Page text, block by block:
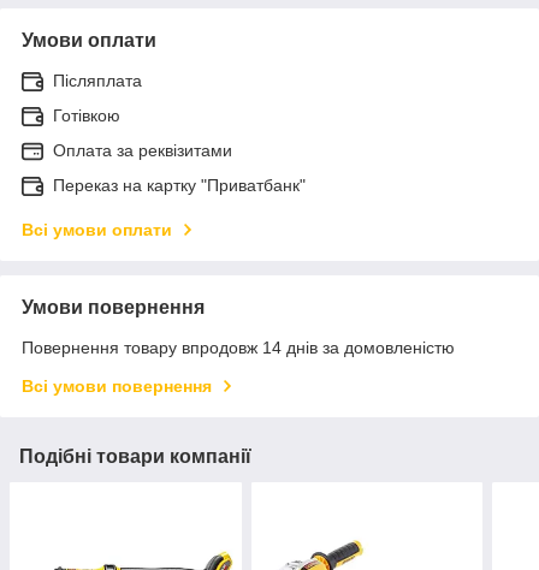
Умови оплати
Післяплата
Готівкою
Оплата за реквізитами
Переказ на картку "Приватбанк"
Всі умови оплати
Умови повернення
Повернення товару впродовж 14 днів за домовленістю
Всі умови повернення
Подібні товари компанії